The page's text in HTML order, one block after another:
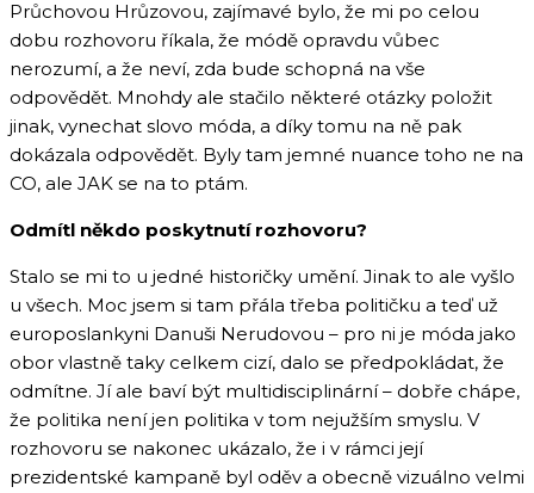
Průchovou Hrůzovou, zajímavé bylo, že mi po celou
dobu rozhovoru říkala, že módě opravdu vůbec
nerozumí, a že neví, zda bude schopná na vše
odpovědět. Mnohdy ale stačilo některé otázky položit
jinak, vynechat slovo móda, a díky tomu na ně pak
dokázala odpovědět. Byly tam jemné nuance toho ne na
CO, ale JAK se na to ptám.
Odmítl někdo poskytnutí rozhovoru?
Stalo se mi to u jedné historičky umění. Jinak to ale vyšlo
u všech. Moc jsem si tam přála třeba političku a teď už
europoslankyni Danuši Nerudovou – pro ni je móda jako
obor vlastně taky celkem cizí, dalo se předpokládat, že
odmítne. Jí ale baví být multidisciplinární – dobře chápe,
že politika není jen politika v tom nejužším smyslu. V
rozhovoru se nakonec ukázalo, že i v rámci její
prezidentské kampaně byl oděv a obecně vizuálno velmi